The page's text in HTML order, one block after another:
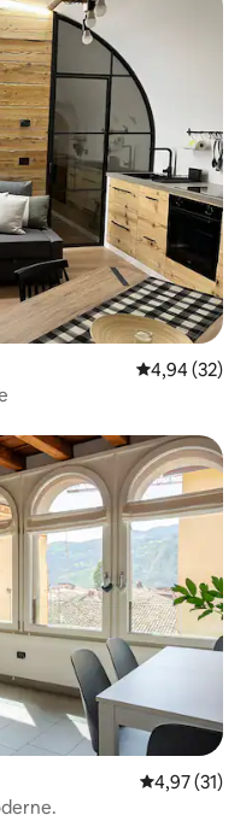
Note
4,94 (32)
plus aimés
Note
4,97 (31)